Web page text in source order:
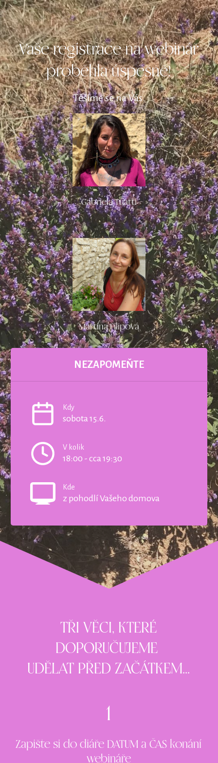
Vaše registrace na webinář
proběhla úspěšně!
Těšíme se na Vás.
Gabriela Tuatti
Martina Filipová
NEZAPOMEŇTE
Kdy
sobota 15.6.
V kolik
18:00 - cca 19:30
Kde
z pohodlí Vašeho domova
TŘI VĚCI, KTERÉ
DOPORUČUJEME
UDĚLAT PŘED ZAČÁTKEM...
1
Zapište si do diáře DATUM a ČAS konání
webináře